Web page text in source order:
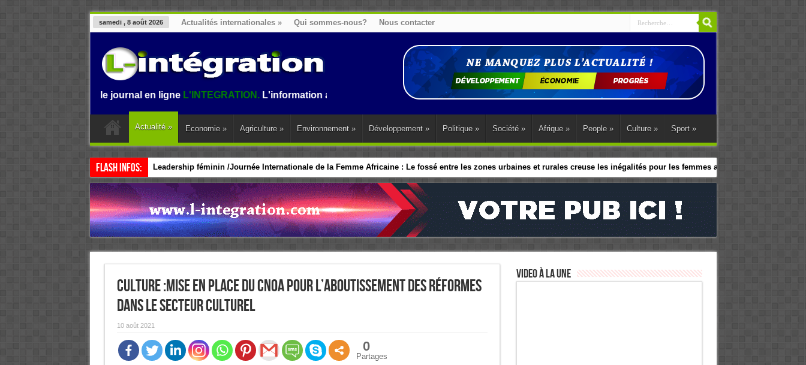
samedi , 8 août 2026 Actualités internationales » Qui sommes-nous? Nous contacter
sur le journal en ligneL'INTEGRATION.L'information au Benin, en Afrique et dans le monde.
Actualité » Economie » Agriculture » Environnement » Développement » Politique » Société » Afrique » People » Culture » Sport »
Flash Infos: Leadership féminin /Journée Internationale de la Femme Africaine : Le fossé entre les zones urbaines et rurales creuse les inégalités pour les femmes africaines
CEDEAO / Accélérer le leadership politique des Femmes : Les dirigeants d’Afrique de l’Ouest adopte le programme d’action régional d’Abuja.
Culture :Mise en place du CNOA pour l’aboutissement des réformes
dans le secteur culturel
10 août 2021
0
Partages
Video à la Une